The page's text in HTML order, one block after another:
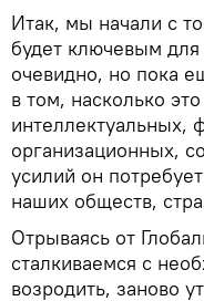
Итак, мы начали с
будет ключевым
очевидно, но пока
в том, насколько
интеллектуальных,
организационных,
усилий он
наших обществ,
Отрываясь от
сталкиваемся с
возродить, заново